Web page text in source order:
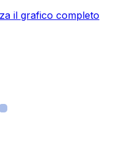
il grafico completo